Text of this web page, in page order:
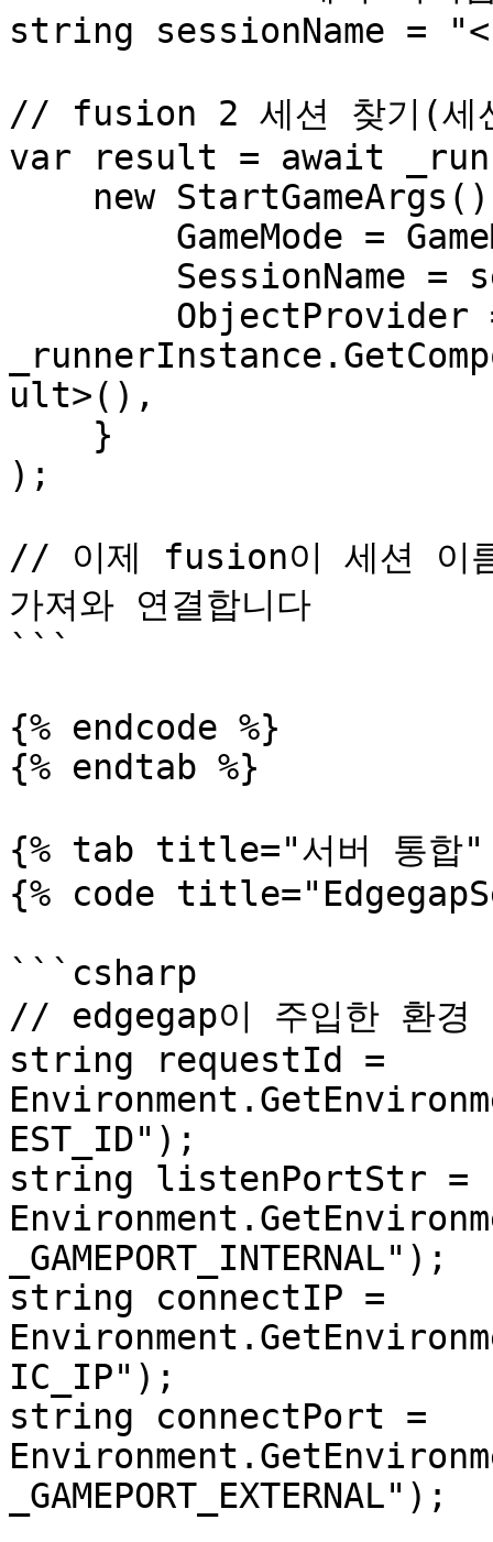
string sessionName =
// fusion 2 세션 찾기(세
var result = await
ult>(),
);
// 이제 fusion이 세션 이
가져와 연결합니다
```
{% endcode %}
{% endtab %}
{% tab title="서버 통합"
{% code
```csharp
// edgegap이 주입한 환경
string requestId =
EST_ID");
string listenPortStr =
_GAMEPORT_INTERNAL");
string connectIP =
IC_IP");
string connectPort =
_GAMEPORT_EXTERNAL");